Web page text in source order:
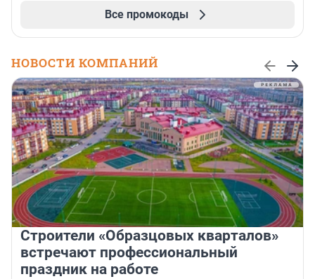
Все промокоды
НОВОСТИ КОМПАНИЙ
Строители «Образцовых кварталов»
встречают профессиональный
праздник на работе